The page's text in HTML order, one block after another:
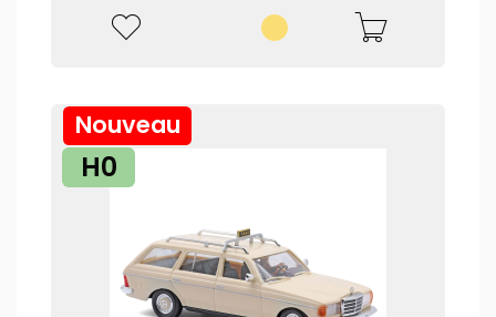
H0
Nouveau